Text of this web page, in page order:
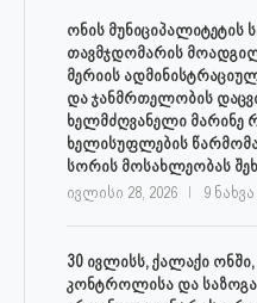
ონის მუნიციპალიტეტის
თავმჯდომარის
მერიის
და ჯანმრთელობის
ხელმძღვანელი მარინე
ხელისუფლების
სორის მოსახლეობას
ივლისი 28, 2026 9 ნახვა
30 ივლისს, ქალაქი
კონტროლისა და